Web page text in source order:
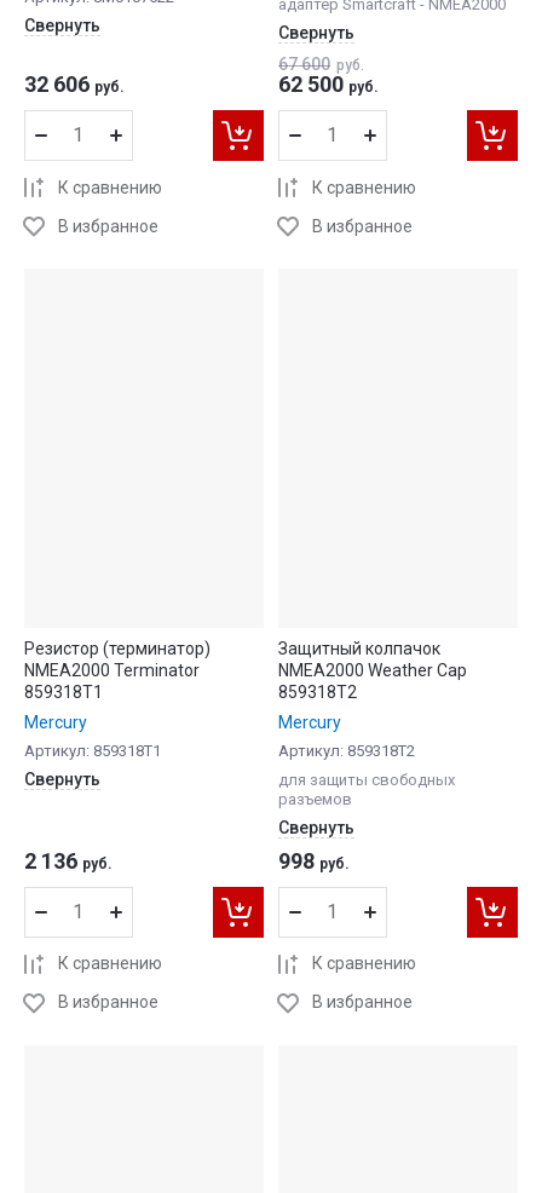
Свернуть
32 606 руб.
К сравнению
В избранное
адаптер Smartcraft - NMEA2000
Свернуть
67 600 руб.
62 500 руб.
К сравнению
В избранное
Резистор (терминатор)
NMEA2000 Terminator
859318T1
Mercury
Артикул: 859318T1
Свернуть
2 136 руб.
К сравнению
В избранное
Защитный колпачок
NMEA2000 Weather Cap
859318T2
Mercury
Артикул: 859318T2
для защиты свободных
разъемов
Свернуть
998 руб.
К сравнению
В избранное